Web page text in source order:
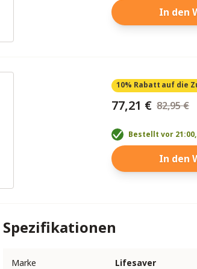
In den
10% Rabatt auf die
77,21 € 82,95 €
Bestellt vor
In den
Spezifikationen
Marke Lifesaver